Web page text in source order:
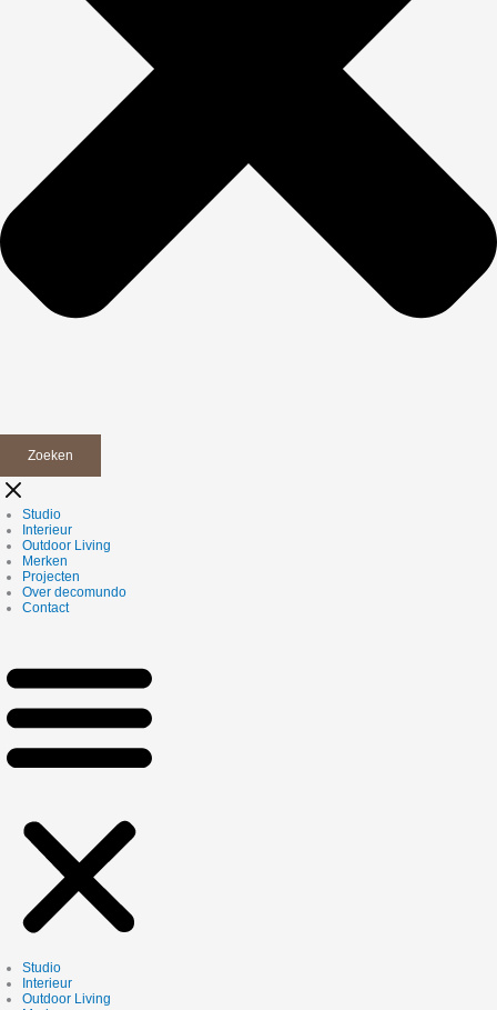
Zoeken
Studio
Interieur
Outdoor Living
Merken
Projecten
Over decomundo
Contact
Studio
Interieur
Outdoor Living